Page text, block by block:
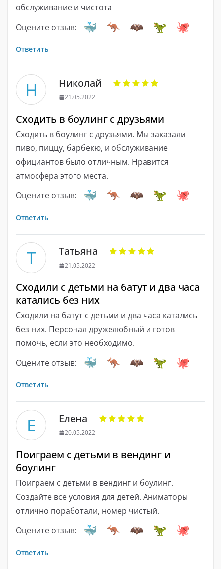
обслуживание и чистота
Оцените отзыв:
Ответить
Н Николай
21.05.2022
Сходить в боулинг с друзьями
Сходить в боулинг с друзьями. Мы заказали
пиво, пиццу, барбекю, и обслуживание
официантов было отличным. Нравится
атмосфера этого места.
Оцените отзыв:
Ответить
Т Татьяна
21.05.2022
Сходили с детьми на батут и два часа
катались без них
Сходили на батут с детьми и два часа катались
без них. Персонал дружелюбный и готов
помочь, если это необходимо.
Оцените отзыв:
Ответить
Е Елена
20.05.2022
Поиграем с детьми в вендинг и
боулинг
Поиграем с детьми в вендинг и боулинг.
Создайте все условия для детей. Аниматоры
отлично поработали, номер чистый.
Оцените отзыв:
Ответить